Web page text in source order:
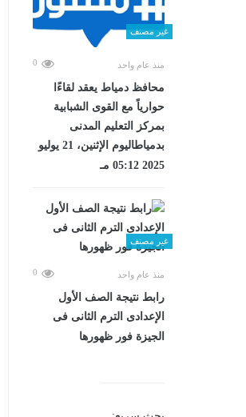
غير مصنف
منذ عام واحد 0
محافظ دمياط يعقد لقاءًا
حوارياً مع القوى الشبابية
بمركز التعليم المدنى
بدمياطاليوم الإثنين، 21 يوليو
2025 05:12 مـ
غير مصنف
منذ عام واحد 0
رابط نتيجة الصف الأول
الإعدادى الترم الثانى فى
الجيزة فور ظهورها